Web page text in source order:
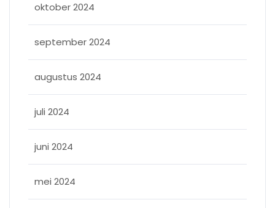
oktober 2024
september 2024
augustus 2024
juli 2024
juni 2024
mei 2024